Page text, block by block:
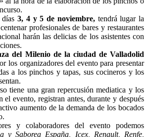
3, 4 y 5 de noviembre, tendrá lugar la
profesionales de bares y restaurantes
harán las delicias de los asistentes con
del Milenio de la ciudad de Valladolid
los organizadores del evento para presentar
a los pinchos y tapas, sus cocineros y los
tiene una gran repercusión mediatica y los
el evento, registran antes, durante y después
aumento de la demanda de los bocados
y colaboradores del evento podemos
y Saborea España, Icex, Renault, Renfe,